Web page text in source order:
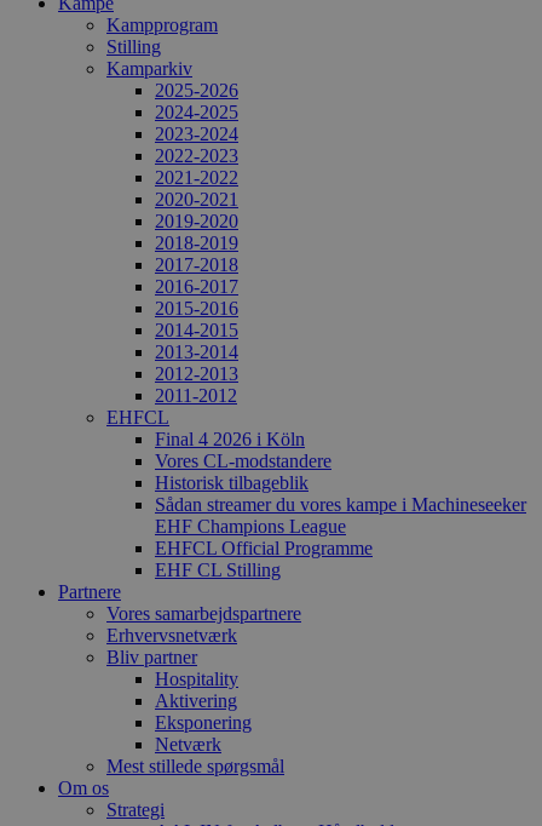
Kampprogram
Stilling
Kamparkiv
2025-2026
2024-2025
2023-2024
2022-2023
2021-2022
2020-2021
2019-2020
2018-2019
2017-2018
2016-2017
2015-2016
2014-2015
2013-2014
2012-2013
2011-2012
EHFCL
Final 4 2026 i Köln
Vores CL-modstandere
Historisk tilbageblik
Sådan streamer du vores kampe i Machineseeker
EHF Champions League
EHFCL Official Programme
EHF CL Stilling
Partnere
Vores samarbejdspartnere
Erhvervsnetværk
Bliv partner
Hospitality
Aktivering
Eksponering
Netværk
Mest stillede spørgsmål
Om os
Strategi